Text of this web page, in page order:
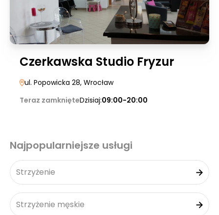
Czerkawska Studio Fryzur
ul. Popowicka 28, Wrocław
Teraz zamknięteDzisiaj:09:00-20:00
Najpopularniejsze usługi
Strzyżenie
Strzyżenie męskie